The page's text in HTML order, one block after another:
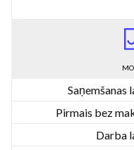
Saņemšanas
Pirmais bez
Darba